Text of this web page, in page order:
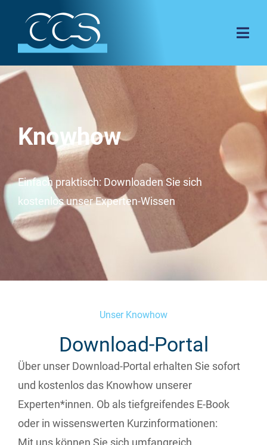
Knowhow
Einfach praktisch: Downloaden Sie sich
kostenlos unser Experten-Wissen
Unser Knowhow
Download-Portal
Über unser Download-Portal erhalten Sie sofort
und kostenlos das Knowhow unserer
Experten*innen. Ob als tiefgreifendes E-Book
oder in wissenswerten Kurzinformationen:
Mit uns können Sie sich umfangreich